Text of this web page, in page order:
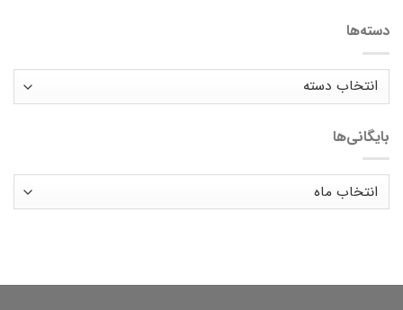
دسته‌ها
دسته‌ها
بایگانی‌ها
بایگانی‌ها